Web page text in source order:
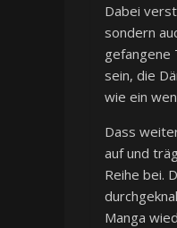
Dabei
sondern
gefangene
sein, die
wie ein
Dass
auf und
Reihe bei.
Manga